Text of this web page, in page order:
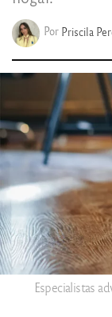
Por Priscila
Especialistas